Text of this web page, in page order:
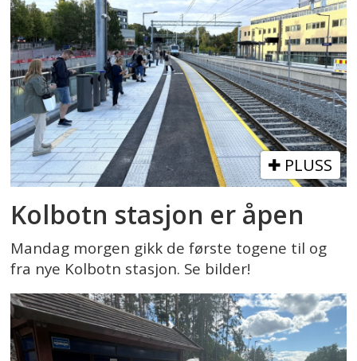
PLUSS
Kolbotn stasjon er åpen
Mandag morgen gikk de første togene til og
fra nye Kolbotn stasjon. Se bilder!